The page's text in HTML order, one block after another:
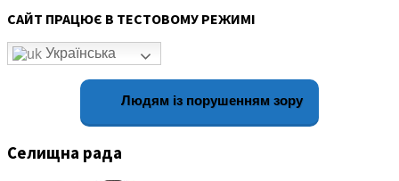
САЙТ ПРАЦЮЄ В ТЕСТОВОМУ РЕЖИМІ
Українська
Людям із порушенням зору
Селищна рада